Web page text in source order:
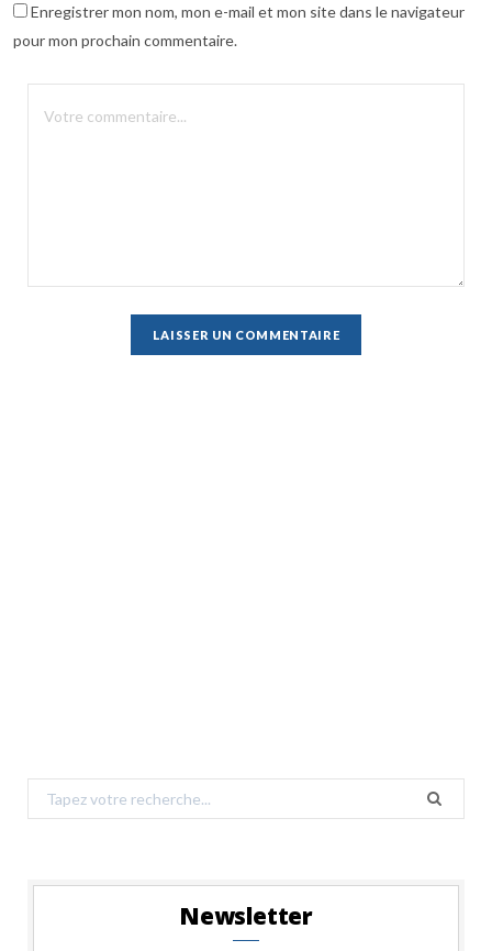
Enregistrer mon nom, mon e-mail et mon site dans le navigateur
pour mon prochain commentaire.
Search
for:
Newsletter